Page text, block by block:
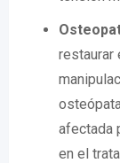
restaurar
afectada
en el